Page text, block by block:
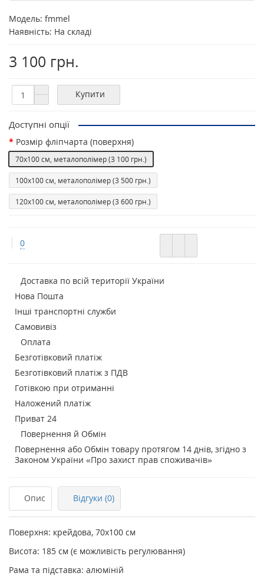
Модель: fmmel
Наявність: На складі
3 100 грн.
Купити
Доступні опції
Розмір фліпчарта (поверхня)
70х100 см, металополімер(3 100 грн.)
100х100 см, металополімер(3 500 грн.)
120х100 см, металополімер(3 600 грн.)
0
Доставка по всій території України
Нова Пошта
Інші транспортні служби
Самовивіз
Оплата
Безготівковий платіж
Безготівковий платіж з ПДВ
Готівкою при отриманні
Наложений платіж
Приват 24
Повернення й Обмін
Повернення або Обмін товару протягом 14 днів, згідно з
Законом України «Про захист прав споживачів»
Опис Відгуки (0)
Поверхня: крейдова, 70х100 см
Висота: 185 см (є можливість регулювання)
Рама та підставка: алюміній